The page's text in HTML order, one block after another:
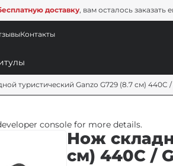
доставку, вам осталось заказать
Контакты
туристический Ganzo G729 (8.7 см) 440C /
console for more details.
Нож
см) 440C /